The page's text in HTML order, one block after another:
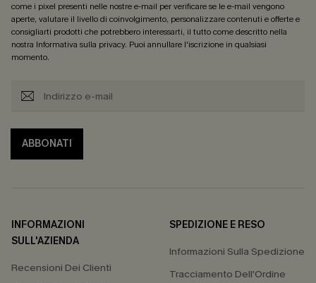
come i pixel presenti nelle nostre e-mail per verificare se le e-mail vengono
aperte, valutare il livello di coinvolgimento, personalizzare contenuti e offerte e
consigliarti prodotti che potrebbero interessarti, il tutto come descritto nella
nostra Informativa sulla privacy. Puoi annullare l'iscrizione in qualsiasi
momento.
ABBONATI
INFORMAZIONI
SULL'AZIENDA
Recensioni Dei Clienti
SPEDIZIONE E RESO
Informazioni Sulla Spedizione
Tracciamento Dell'Ordine